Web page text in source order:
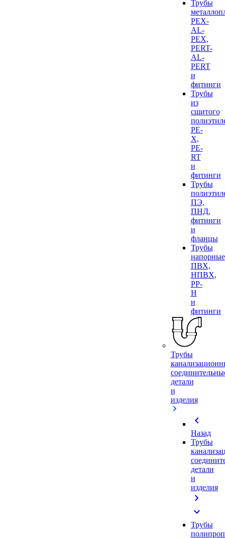
Трубы
PEX-
AL-
PEX,
PERT-
AL-
PERT
и
фитинги
Трубы
из
сшитого
PE-
X,
PE-
RT
и
фитинги
Трубы
ПЭ,
ПНД,
фитинги
и
фланцы
Трубы
напорные
ПВХ,
НПВХ,
PP-
H
и
фитинги
Трубы
детали
и
изделия
chevron_left
Назад
Трубы
детали
и
изделия
chevron_right
expand_more
Трубы